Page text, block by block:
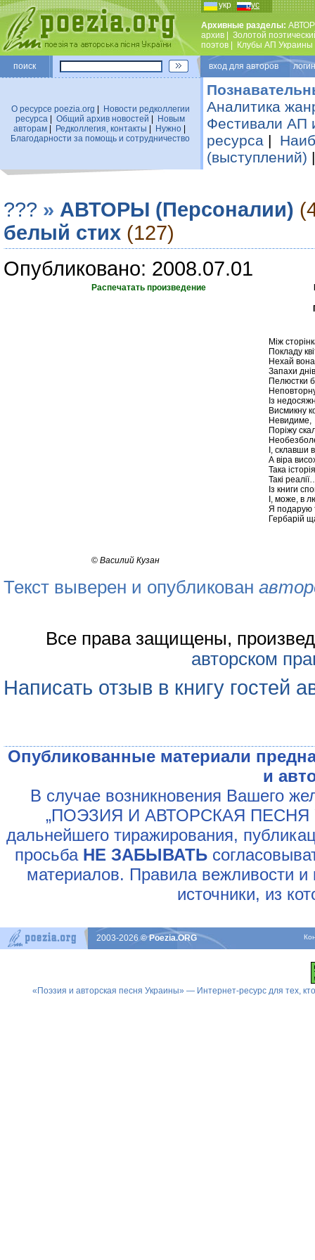
укр рус
Архивные разделы:
архив
Золотой
поэтов
Клубы АП Украины
поиск вход для авторов
О ресурсе poezia.org
Новости редколлегии
ресурса
Общий архив новостей
Новым
авторам| Редколлегия, контакты Нужно|
Благодарности за помощь и сотрудничество
Аналитика
Фестивали АП
ресурса |
(выступлений)
??? » АВТОРЫ (Персоналии)
белый стих (127)
Опубликовано: 2008.07.01
Распечатать произведение
Між
Покладу
Нехай
Запахи
Пелюстки
Із
Висмикну
Невидиме,
Поріжу
І, склавши
А віра
Така
Такі
Із книги
І, може, в
Я подарую
Гербарій
© Василий Кузан
Текст выверен и опубликован
Все права защищены,
авторском
Написать отзыв в книгу гостей
Опубликованные материали
и
В случае возникновения Вашего
„ПОЭЗИЯ И АВТОРСКАЯ ПЕСНЯ
дальнейшего тиражирования,
просьба НЕ ЗАБЫВАТЬ
материалов. Правила вежливости и
источники, из
2003-2026© Poezia.ORG
«Поэзия и авторская песня Украины» — Интернет-ресурс для тех,